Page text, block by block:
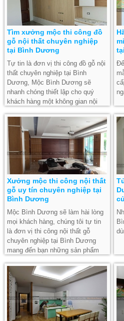
Tìm xưởng mộc thi công đồ
gỗ nội thất chuyên nghiệp
tại Bình Dương
Tự tin là đơn vị thi công đồ gỗ nội
thất chuyên nghiệp tại Bình
Dương, Mộc Bình Dương sẽ
nhanh chóng thiết lập cho quý
khách hàng một không gian nội
Xưởng mộc thi công nội thất
gỗ uy tín chuyên nghiệp tại
Bình Dương
Mộc Bình Dương sẽ làm hài lòng
mọi khách hàng, chúng tôi tự tin
là đơn vị thi công nội thất gỗ
chuyên nghiệp tại Bình Dương
mang đến bạn những sản phẩm